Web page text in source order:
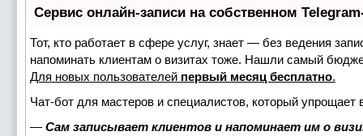
Сервис онлайн-записи на собственном
Тот, кто работает в сфере услуг, знает — без ведения
напоминать клиентам о визитах тоже. Нашли самый
Для новых пользователей первый месяц бесплатно.
Чат-бот для мастеров и специалистов, который упрощает
— Сам записывает клиентов и напоминает им о